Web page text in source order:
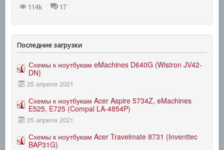
114k 17
Последние загрузки
Схемы к ноутбукам eMachines D640G (Wistron JV42-
DN)
25 апреля 2021
Схемы к ноутбукам Acer Aspire 5734Z, eMachines
E525, E725 (Compal LA-4854P)
25 апреля 2021
Схемы к ноутбукам Acer Travelmate 8731 (Inventtec
BAP31G)